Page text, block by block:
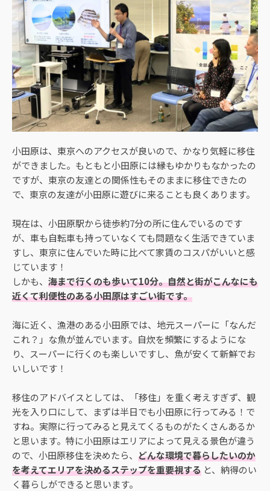
小田原は、東京へのアクセスが良いので、かなり気軽に移住
ができました。もともと小田原には縁もゆかりもなかったの
ですが、東京の友達との関係性もそのままに移住できたの
で、東京の友達が小田原に遊びに来ることも良くあります。
現在は、小田原駅から徒歩約7分の所に住んでいるのです
が、車も自転車も持っていなくても問題なく生活できていま
すし、東京に住んでいた時に比べて家賃のコスパがいいと感
じています！
しかも、 海まで行くのも歩いて10分。自然と街がこんなにも
近くて利便性のある小田原はすごい街です。
海に近く、漁港のある小田原では、地元スーパーに「なんだ
これ？」な魚が並んでいます。自炊を頻繁にするようにな
り、スーパーに行くのも楽しいですし、魚が安くて新鮮でお
いしいです！
移住のアドバイスとしては、「移住」を重く考えすぎず、観
光を入り口にして、まずは半日でも小田原に行ってみる！で
すね。実際に行ってみると見えてくるものがたくさんあるか
と思います。特に小田原はエリアによって見える景色が違う
ので、小田原移住を決めたら、 どんな環境で暮らしたいのか
を考えてエリアを決めるステップを重要視する と、納得のい
く暮らしができると思います。